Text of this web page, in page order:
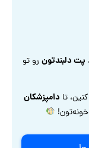
، پت دلبندتونرو تو
تا دامپزشکان